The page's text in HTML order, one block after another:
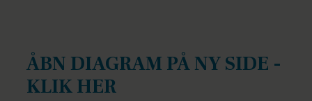
ÅBN DIAGRAM PÅ NY SIDE -
KLIK HER